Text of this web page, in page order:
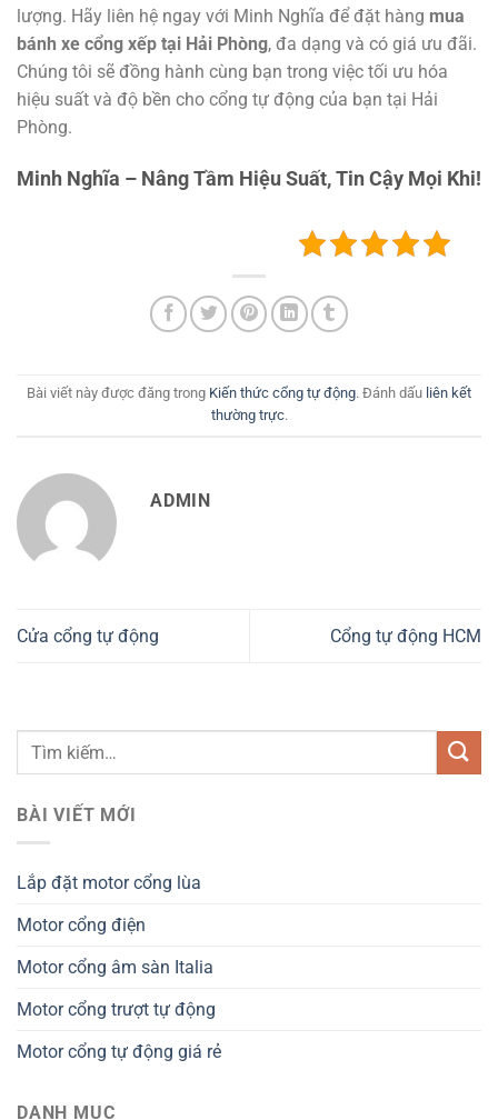
lượng. Hãy liên hệ ngay với Minh Nghĩa để đặt hàng mua
bánh xe cổng xếp tại Hải Phòng, đa dạng và có giá ưu đãi.
Chúng tôi sẽ đồng hành cùng bạn trong việc tối ưu hóa
hiệu suất và độ bền cho cổng tự động của bạn tại Hải
Phòng.
Minh Nghĩa – Nâng Tầm Hiệu Suất, Tin Cậy Mọi Khi!
Bài viết này được đăng trong Kiến thức cổng tự động. Đánh dấu liên kết
thường trực.
ADMIN
Cửa cổng tự động Cổng tự động HCM
BÀI VIẾT MỚI
Lắp đặt motor cổng lùa
Motor cổng điện
Motor cổng âm sàn Italia
Motor cổng trượt tự động
Motor cổng tự động giá rẻ
DANH MỤC